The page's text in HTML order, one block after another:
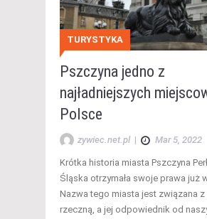
TURYSTYKA
Pszczyna jedno z
najładniejszych
Polsce
zywiec.net.pl | Mar 5, 2022
Krótka historia miasta Pszczyna
Śląska otrzymała swoje prawa już
Nazwa tego miasta jest związana z
rzeczną, a jej odpowiednik od